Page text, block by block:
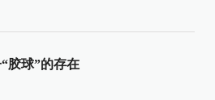
胶球”的存在